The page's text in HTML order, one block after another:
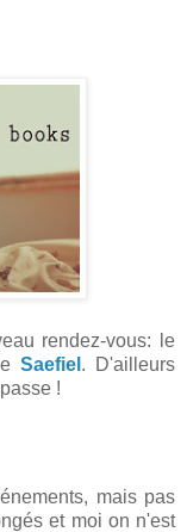
rendez-vous: le
Saefiel . D'ailleurs
!
mais pas
et moi on n'est